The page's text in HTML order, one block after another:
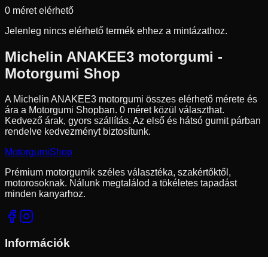
0 méret elérhető
Jelenleg nincs elérhető termék ehhez a mintázathoz.
Michelin ANAKEE3 motorgumi -
Motorgumi Shop
A Michelin ANAKEE3 motorgumi összes elérhető mérete és
ára a Motorgumi Shopban. 0 méret közül választhat.
Kedvező árak, gyors szállítás. Az első és hátsó gumit párban
rendelve kedvezményt biztosítunk.
MotorgumiShop
Prémium motorgumik széles választéka, szakértőktől,
motorosoknak. Nálunk megtalálod a tökéletes tapadást
minden kanyarhoz.
Információk